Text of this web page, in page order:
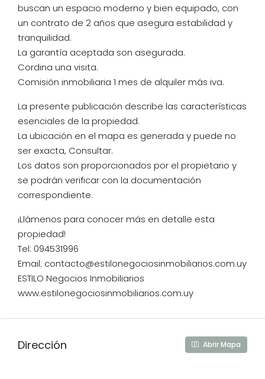
buscan un espacio moderno y bien equipado, con
un contrato de 2 años que asegura estabilidad y
tranquilidad.
La garantía aceptada son asegurada.
Cordina una visita.
Comisión inmobiliaria 1 mes de alquiler más iva.
La presente publicación describe las características
esenciales de la propiedad.
La ubicación en el mapa es generada y puede no
ser exacta, Consultar.
Los datos son proporcionados por el propietario y
se podrán verificar con la documentación
correspondiente.
¡Llámenos para conocer más en detalle esta
propiedad!
Tel: 094531996
Email: contacto@estilonegociosinmobiliarios.com.uy
ESTILO Negocios Inmobiliarios
www.estilonegociosinmobiliarios.com.uy
Dirección Abrir Mapa